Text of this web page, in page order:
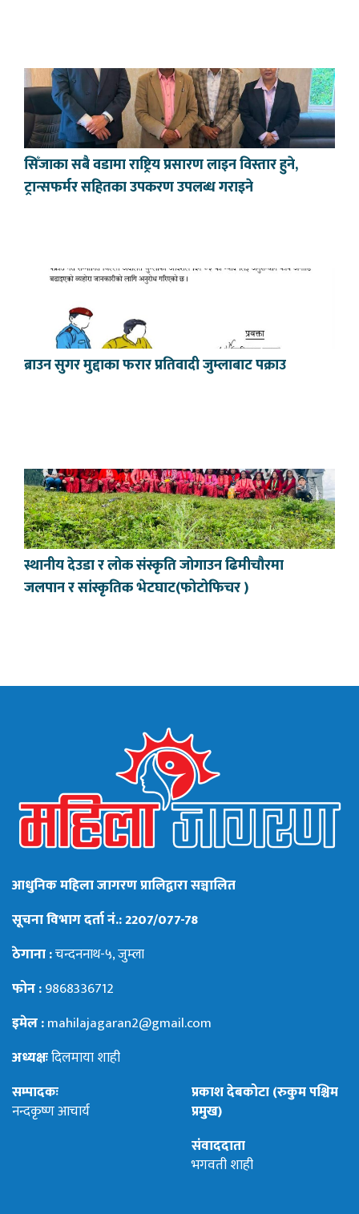
सिँजाका सबै वडामा राष्ट्रिय प्रसारण लाइन विस्तार हुने,
ट्रान्सफर्मर सहितका उपकरण उपलब्ध गराइने
ब्राउन सुगर मुद्दाका फरार प्रतिवादी जुम्लाबाट पक्राउ
स्थानीय देउडा र लोक संस्कृति जोगाउन ढिमीचौरमा
जलपान र सांस्कृतिक भेटघाट(फोटोफिचर )
आधुनिक महिला जागरण प्रालिद्वारा सञ्चालित
सूचना विभाग दर्ता नं.: 2207/077-78
ठेगाना :चन्दननाथ-५, जुम्ला
फोन :9868336712
इमेल :mahilajagaran2@gmail.com
अध्यक्षःदिलमाया शाही
सम्पादकः
नन्दकृष्ण आचार्य
प्रकाश देबकोटा (रुकुम पश्चिम
प्रमुख)
संवाददाता
भगवती शाही